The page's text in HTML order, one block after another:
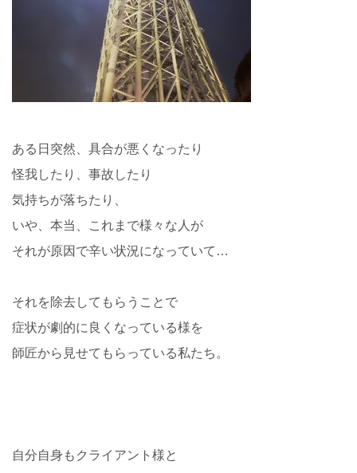
ある日突然、具合が悪くなったり
怪我したり、事故したり
気持ちが落ちたり、
いや、本当、これまで様々な人が
それが原因で辛い状況になっていて…
それを除去してもらうことで
症状が劇的に良くなっている様を
師匠から見せてもらっている私たち。
自分自身もクライアント様と